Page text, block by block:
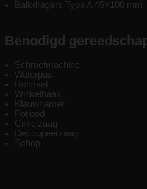
Balkdragers Type A 45×100 mm
Benodigd
Schroefmachine
Waterpas
Rolmaat
Winkelhaak
Klauwhamer
Potlood
Cirkelzaag
Decoupeerzaag
Schop